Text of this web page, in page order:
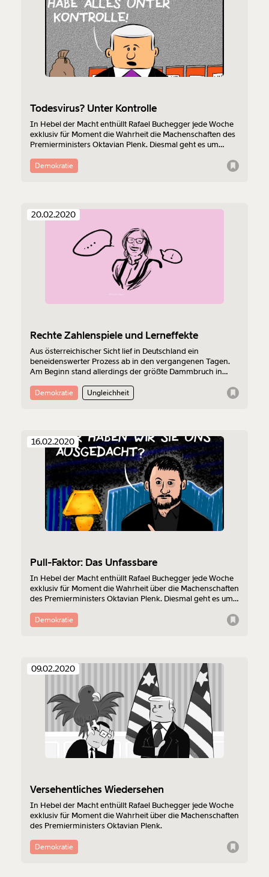
Todesvirus? Unter Kontrolle
In Hebel der Macht enthüllt Rafael Buchegger jede Woche
exklusiv für Moment die Wahrheit die Machenschaften des
Premierministers Oktavian Plenk. Diesmal geht es um
Demokratie
20.02.2020
Rechte Zahlenspiele und Lerneffekte
Aus österreichischer Sicht lief in Deutschland ein
beneidenswerter Prozess ab in den vergangenen Tagen.
Am Beginn stand allerdings der größte Dammbruch in
des deutschen Parlamentarismus. Die Mini-Partei FDP (sie
hat um nur 73 Stimmen die 5 Prozent-Hürde für den Einzug
Demokratie Ungleichheit
16.02.2020
Pull-Faktor: Das Unfassbare
In Hebel der Macht enthüllt Rafael Buchegger jede Woche
exklusiv für Moment die Wahrheit über die Machenschaften
des Premierministers Oktavian Plenk. Diesmal geht es um
Demokratie
09.02.2020
Versehentliches Wiedersehen
In Hebel der Macht enthüllt Rafael Buchegger jede Woche
exklusiv für Moment die Wahrheit über die Machenschaften
des Premierministers Oktavian Plenk.
Demokratie